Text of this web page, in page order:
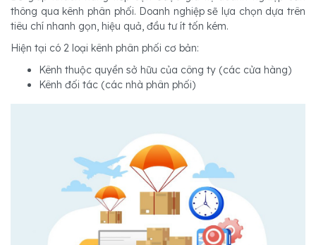
thông qua kênh phân phối. Doanh nghiệp sẽ lựa chọn dựa trên
tiêu chí nhanh gọn, hiệu quả, đầu tư ít tốn kém.
Hiện tại có 2 loại kênh phân phối cơ bản:
Kênh thuộc quyền sở hữu của công ty (các cửa hàng)
Kênh đối tác (các nhà phân phối)